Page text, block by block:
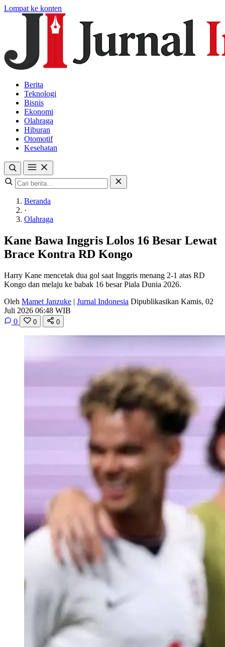
Lompat ke konten
Berita
Teknologi
Bisnis
Ekonomi
Olahraga
Hiburan
Otomotif
Kesehatan
Beranda
·
Olahraga
Kane Bawa Inggris Lolos 16 Besar Lewat
Brace Kontra RD Kongo
Harry Kane mencetak dua gol saat Inggris menang 2-1 atas RD
Kongo dan melaju ke babak 16 besar Piala Dunia 2026.
Oleh Mamet Janzuke | Jurnal Indonesia Dipublikasikan Kamis, 02
Juli 2026 06:48 WIB
0
0 0